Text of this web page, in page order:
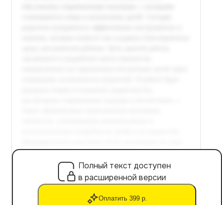
Полный текст доступен
в расширенной версии
Оплатить 399 р.